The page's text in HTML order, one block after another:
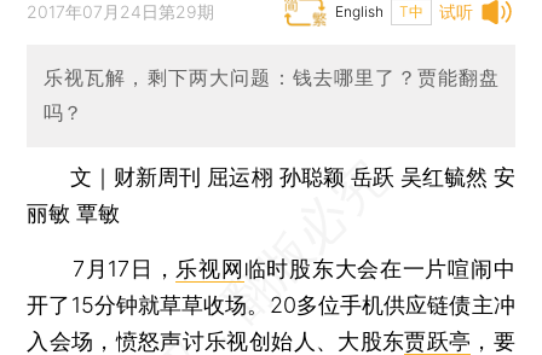
试听
2017年07月24日第29期 T中
English
乐视瓦解，剩下两大问题：钱去哪里了？贾能翻盘
吗？
文｜财新周刊 屈运栩 孙聪颖 岳跃 吴红毓然 安
丽敏 覃敏
7月17日， 乐视网 临时股东大会在一片喧闹中
开了15分钟就草草收场。20多位手机供应链债主冲
入会场，愤怒声讨乐视创始人、大股东贾跃亭 ，要